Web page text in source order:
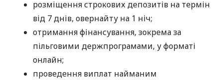
розміщення строкових депозитів на термін
від 7 днів, овернайту на 1 ніч;
отримання фінансування, зокрема за
пільговими держпрограмами, у форматі
онлайн;
проведення виплат найманим